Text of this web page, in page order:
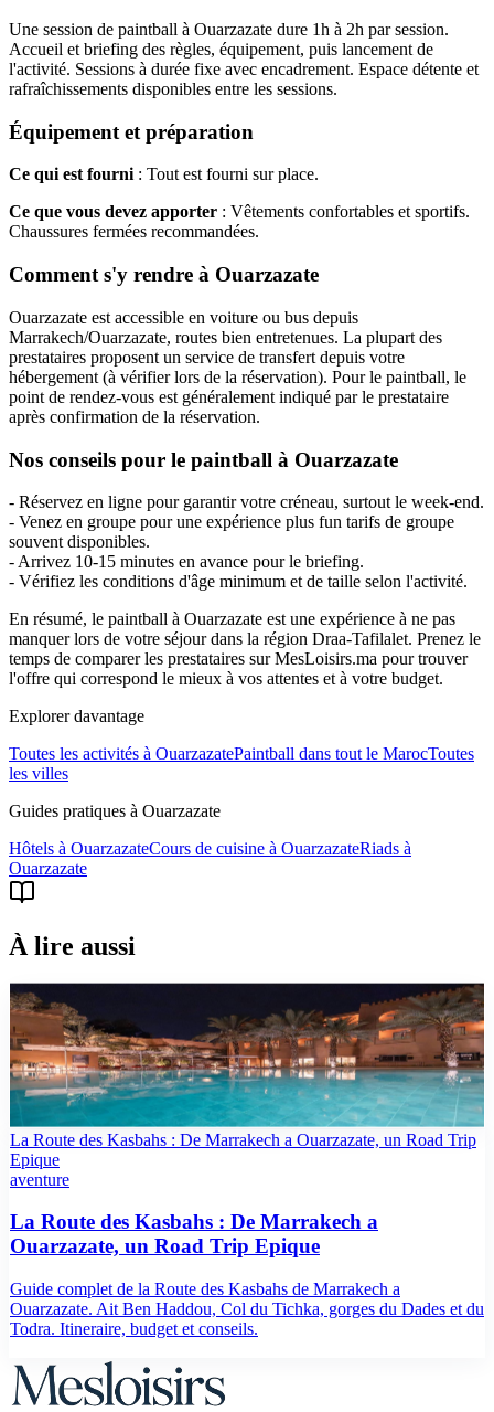
Une session de paintball à Ouarzazate dure 1h à 2h par session.
Accueil et briefing des règles, équipement, puis lancement de
l'activité. Sessions à durée fixe avec encadrement. Espace détente et
rafraîchissements disponibles entre les sessions.
Équipement et préparation
Ce qui est fourni: Tout est fourni sur place.
Ce que vous devez apporter : Vêtements confortables et sportifs.
Chaussures fermées recommandées.
Comment s'y rendre à Ouarzazate
Ouarzazate est accessible en voiture ou bus depuis
Marrakech/Ouarzazate, routes bien entretenues. La plupart des
prestataires proposent un service de transfert depuis votre
hébergement (à vérifier lors de la réservation). Pour le paintball, le
point de rendez-vous est généralement indiqué par le prestataire
après confirmation de la réservation.
Nos conseils pour le paintball à Ouarzazate
- Réservez en ligne pour garantir votre créneau, surtout le week-end.
- Venez en groupe pour une expérience plus fun tarifs de groupe
souvent disponibles.
- Arrivez 10-15 minutes en avance pour le briefing.
- Vérifiez les conditions d'âge minimum et de taille selon l'activité.
En résumé, le paintball à Ouarzazate est une expérience à ne pas
manquer lors de votre séjour dans la région Draa-Tafilalet. Prenez le
temps de comparer les prestataires sur MesLoisirs.ma pour trouver
l'offre qui correspond le mieux à vos attentes et à votre budget.
Explorer davantage
Toutes les activités à OuarzazatePaintball dans tout le MarocToutes
les villes
Guides pratiques à Ouarzazate
Hôtels à OuarzazateCours de cuisine à OuarzazateRiads à
Ouarzazate
À lire aussi
top10
Les meilleurs hôtels à Ouarzazate en 2026
Sélection des meilleurs hôtels à Ouarzazate 2026, escale stratégique
vers Merzouga, Aït Ben Haddou et la vallée du Drâa. Avis vérifiés.
La Route des Kasbahs : De Marrakech a Ouarzazate, un Road Trip
Epique
aventure
La Route des Kasbahs : De Marrakech a
Ouarzazate, un Road Trip Epique
Guide complet de la Route des Kasbahs de Marrakech a
Ouarzazate. Ait Ben Haddou, Col du Tichka, gorges du Dades et du
Todra. Itineraire, budget et conseils.